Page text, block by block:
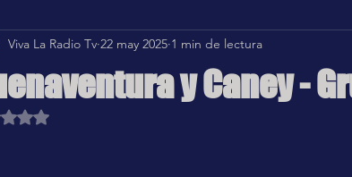
y Caney -
Viva La Radio Tv 22 may 2025 1 min de lectura
Obtuvo NaN de 5 estrellas.